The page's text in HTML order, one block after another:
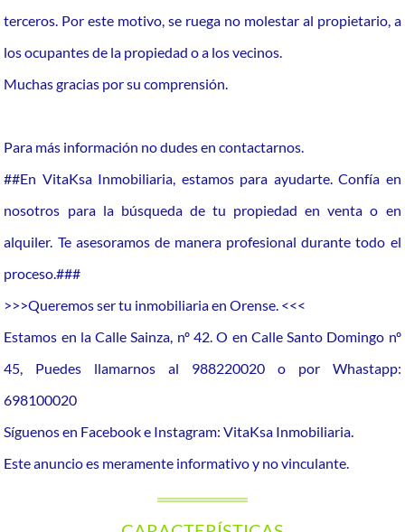
terceros. Por este motivo, se ruega no molestar al propietario, a
los ocupantes de la propiedad o a los vecinos.
Muchas gracias por su comprensión.
Para más información no dudes en contactarnos.
##En VitaKsa Inmobiliaria, estamos para ayudarte. Confía en
nosotros para la búsqueda de tu propiedad en venta o en
alquiler. Te asesoramos de manera profesional durante todo el
proceso.###
>>>Queremos ser tu inmobiliaria en Orense. <<<
Estamos en la Calle Sainza, nº 42. O en Calle Santo Domingo nº
45, Puedes llamarnos al 988220020 o por Whastapp:
698100020
Síguenos en Facebook e Instagram: VitaKsa Inmobiliaria.
Este anuncio es meramente informativo y no vinculante.